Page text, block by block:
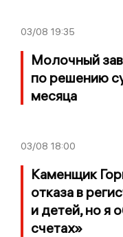
03/08 19:35
Молочный
по решению
месяца
03/08 18:00
Каменщик
отказа в
и детей, но я
счетах»